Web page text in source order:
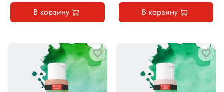
В корзину В корзину